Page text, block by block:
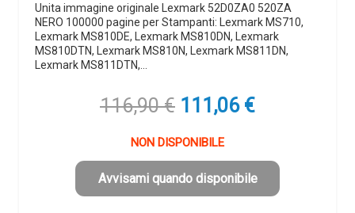
Unita immagine originale Lexmark 52D0ZA0 520ZA
NERO 100000 pagine per Stampanti: Lexmark MS710,
Lexmark MS810DE, Lexmark MS810DN, Lexmark
MS810DTN, Lexmark MS810N, Lexmark MS811DN,
Lexmark MS811DTN,…
116,90€ Il
originale
era:
116,90 €.
111,06 €Il
è:
111,06 €.
NON DISPONIBILE
Avvisami quando disponibile